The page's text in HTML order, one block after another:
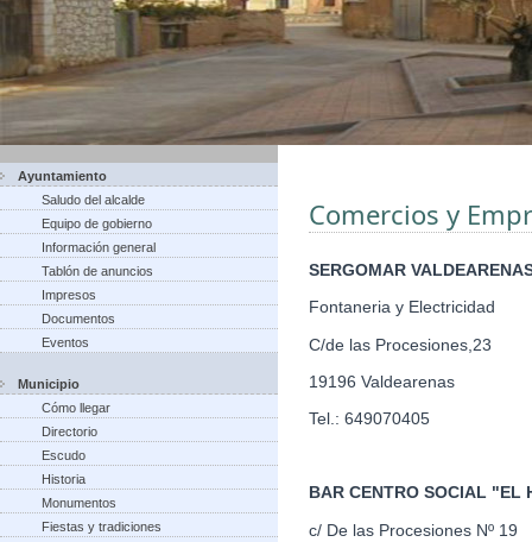
Ayuntamiento
Saludo del alcalde
Equipo de gobierno
Información general
Tablón de anuncios
Impresos
Documentos
Eventos
Municipio
Cómo llegar
Directorio
Escudo
Historia
Monumentos
Fiestas y tradiciones
Comercios y
SERGOMAR
Fontaneria y Electricidad
C/de las Procesiones,23
19196 Valdearenas
Tel.: 649070405
BAR CENTRO SOCIAL "EL
c/ De las Procesiones Nº 19